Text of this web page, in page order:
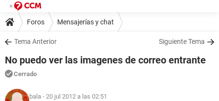
Foros Mensajerías y chat
Tema Anterior Siguiente Tema
No puedo ver las imagenes de correo entrante
Cerrado
bala - 20 jul 2012 a las 02:51